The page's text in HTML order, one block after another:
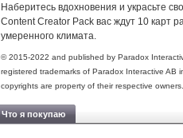
Наберитесь вдохновения и украсьте
Content Creator Pack вас ждут 10 карт
умеренного климата.
© 2015-2022 and published by Paradox
registered trademarks of Paradox Interactive AB
copyrights are property of their respective owners.
Что я покупаю